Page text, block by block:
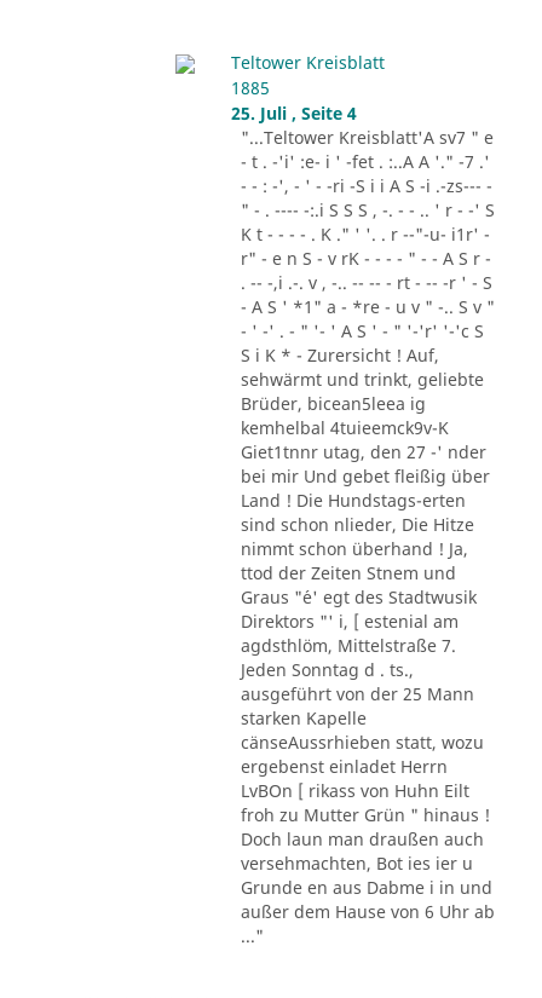
Teltower Kreisblatt
1885
25. Juli , Seite 4
"...Teltower Kreisblatt'A sv7 " e
- t . -'i' :e- i ' -fet . :..A A '." -7 .'
- - : -', - ' - -ri -S i i A S -i .-zs--- -
" - . ---- -:.i S S S , -. - - .. ' r - -' S
K t - - - - . K ." ' '. . r --"-u- i1r' -
r" - e n S - v rK - - - - " - - A S r -
. -- -,i .-. v , -.. -- -- - rt - -- -r ' - S
- A S ' *1" a - *re - u v " -.. S v "
- ' -' . - " '- ' A S ' - " '-'r' '-'c S
S i K * - Zurersicht ! Auf,
sehwärmt und trinkt, geliebte
Brüder, bicean5leea ig
kemhelbal 4tuieemck9v-K
Giet1tnnr utag, den 27 -' nder
bei mir Und gebet fleißig über
Land ! Die Hundstags-erten
sind schon nlieder, Die Hitze
nimmt schon überhand ! Ja,
ttod der Zeiten Stnem und
Graus "´e' egt des Stadtwusik
Direktors "' i, [ estenial am
agdsthlöm, Mittelstraße 7.
Jeden Sonntag d . ts.,
ausgeführt von der 25 Mann
starken Kapelle
cänseAussrhieben statt, wozu
ergebenst einladet Herrn
LvBOn [ rikass von Huhn Eilt
froh zu Mutter Grün " hinaus !
Doch laun man draußen auch
versehmachten, Bot ies ier u
Grunde en aus Dabme i in und
außer dem Hause von 6 Uhr ab
..."